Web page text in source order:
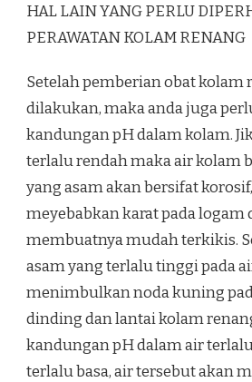
HAL LAIN YANG PERLU
PERAWATAN KOLAM RENANG
Setelah pemberian obat kolam
dilakukan, maka anda juga
kandungan pH dalam kolam.
terlalu rendah maka air kolam
yang asam akan bersifat
meyebabkan karat pada logam
membuatnya mudah terkikis.
asam yang terlalu tinggi pada
menimbulkan noda kuning
dinding dan lantai kolam
kandungan pH dalam air
terlalu basa, air tersebut akan